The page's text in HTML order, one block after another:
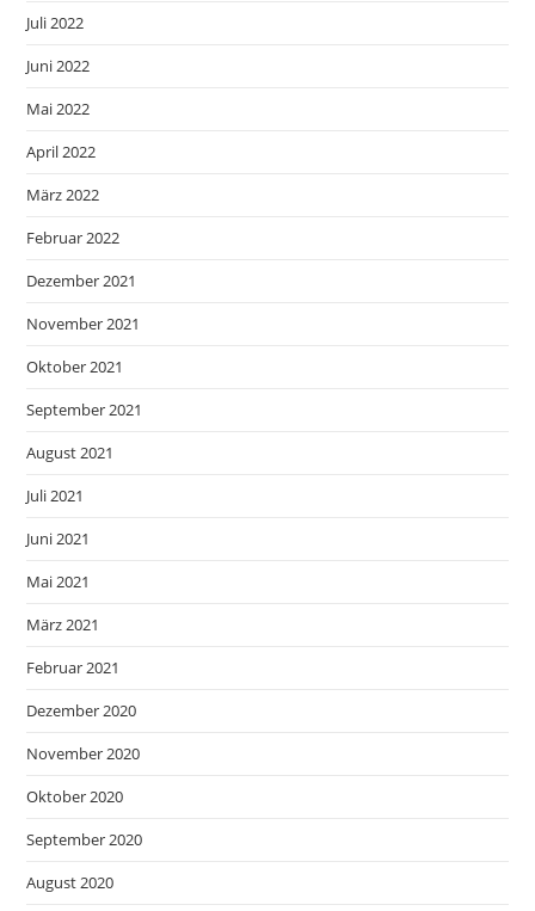
Juli 2022
Juni 2022
Mai 2022
April 2022
März 2022
Februar 2022
Dezember 2021
November 2021
Oktober 2021
September 2021
August 2021
Juli 2021
Juni 2021
Mai 2021
März 2021
Februar 2021
Dezember 2020
November 2020
Oktober 2020
September 2020
August 2020